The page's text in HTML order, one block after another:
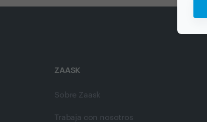
ZAASK
Sobre Zaask
Trabaja con nosotros